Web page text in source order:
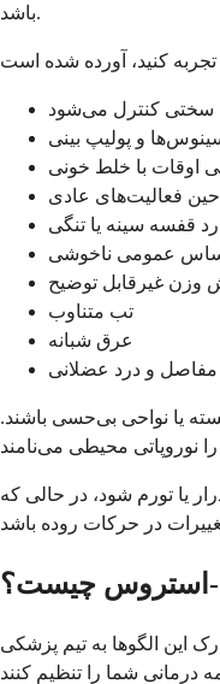
باشد.
سختی کنترل می‌شود
و پولیپ بینی
اوقات با خلط خونی
فعالیت‌های عادی
قفسه سینه یا تنگی
عمومی ناخوشی
وزن غیرقابل توضیح
تب متناوب
عرق شبانه
مفاصل و درد عضلانی
یا نواحی بی‌حسی باشند.
یا تورم شود، در حالی که
استروس چیست؟
این الگوها به تیم پزشکی